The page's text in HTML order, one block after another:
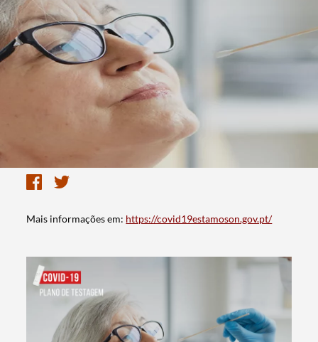
Mais informações em: https://covid19estamoson.gov.pt/